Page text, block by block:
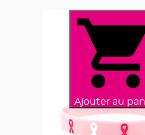
Ajouter au